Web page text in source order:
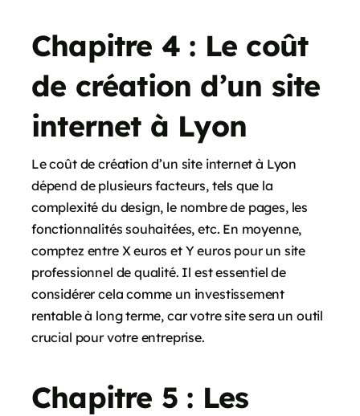
Chapitre 4 : Le coût
de création d’un site
internet à Lyon
Le coût de création d’un site internet à Lyon
dépend de plusieurs facteurs, tels que la
complexité du design, le nombre de pages, les
fonctionnalités souhaitées, etc. En moyenne,
comptez entre X euros et Y euros pour un site
professionnel de qualité. Il est essentiel de
considérer cela comme un investissement
rentable à long terme, car votre site sera un outil
crucial pour votre entreprise.
Chapitre 5 : Les